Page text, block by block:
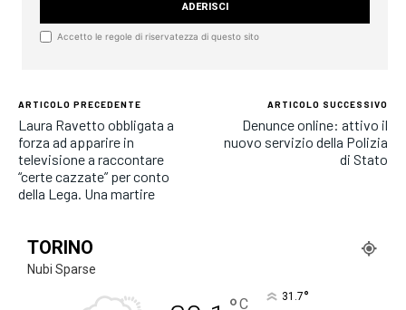
Accetto le regole di riservatezza di questo sito
ARTICOLO PRECEDENTE
Laura Ravetto obbligata a
forza ad apparire in
televisione a raccontare
“certe cazzate” per conto
della Lega. Una martire
ARTICOLO SUCCESSIVO
Denunce online: attivo il
nuovo servizio della Polizia
di Stato
TORINO
Nubi Sparse
C 31.7°